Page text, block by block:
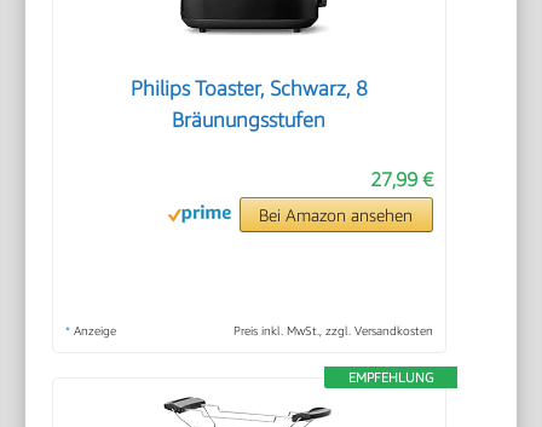
Philips Toaster, Schwarz, 8
Bräunungsstufen
27,99 €
Bei Amazon ansehen
* Anzeige Preis inkl. MwSt., zzgl. Versandkosten
EMPFEHLUNG